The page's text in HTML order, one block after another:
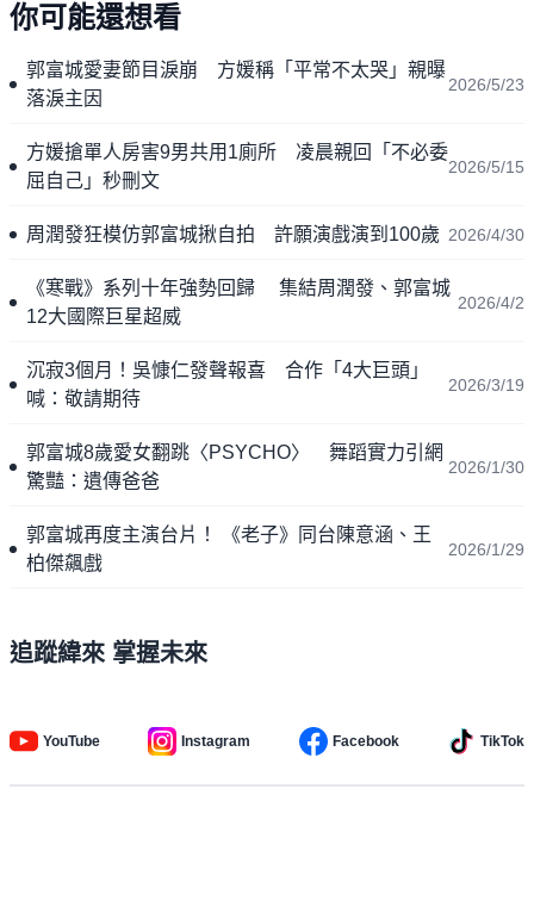
你可能還想看
郭富城愛妻節目淚崩 方媛稱「平常不太哭」親曝
落淚主因
2026/5/23
方媛搶單人房害9男共用1廁所 凌晨親回「不必委
屈自己」秒刪文
2026/5/15
周潤發狂模仿郭富城揪自拍 許願演戲演到100歲 2026/4/30
《寒戰》系列十年強勢回歸 集結周潤發、郭富城
12大國際巨星超威
2026/4/2
沉寂3個月！吳慷仁發聲報喜 合作「4大巨頭」
喊：敬請期待
2026/3/19
郭富城8歲愛女翻跳〈PSYCHO〉 舞蹈實力引網
驚豔：遺傳爸爸
2026/1/30
郭富城再度主演台片！ 《老子》同台陳意涵、王
柏傑飆戲
2026/1/29
追蹤緯來 掌握未來
YouTube Instagram Facebook TikTok